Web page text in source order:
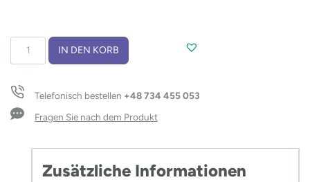
Reisekissen
IN DEN KORB
Telefonisch bestellen +48 734 455 053
Fragen Sie nach dem Produkt
Zusätzliche Informationen